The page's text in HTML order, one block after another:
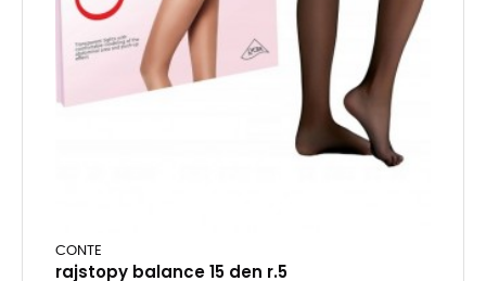
CONTE
rajstopy balance 15 den r.5